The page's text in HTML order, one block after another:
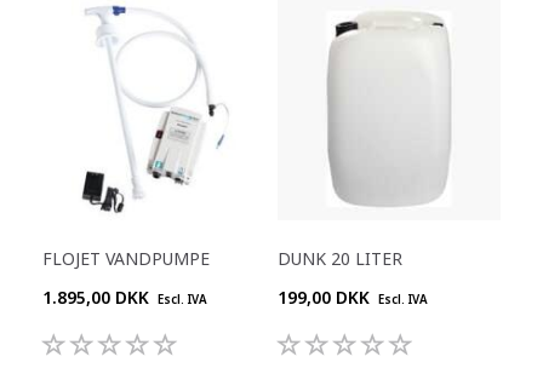
FLOJET VANDPUMPE
1.895,00 DKK Escl. IVA
DUNK 20 LITER
199,00 DKK Escl. IVA